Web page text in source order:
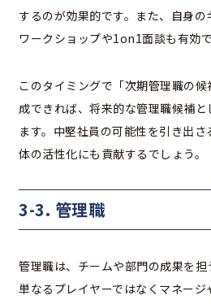
するのが効果的です。また、自身の
ワークショップや1on1面談も有効で
このタイミングで「次期管理職の
成できれば、将来的な管理職候補と
ます。中堅社員の可能性を引き出
体の活性化にも貢献するでしょう。
3-3. 管理職
管理職は、チームや部門の成果を担
単なるプレイヤーではなくマネージ